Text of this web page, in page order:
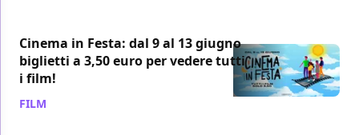
Cinema in Festa: dal 9 al 13 giugno
biglietti a 3,50 euro per vedere tutti
i film!
FILM